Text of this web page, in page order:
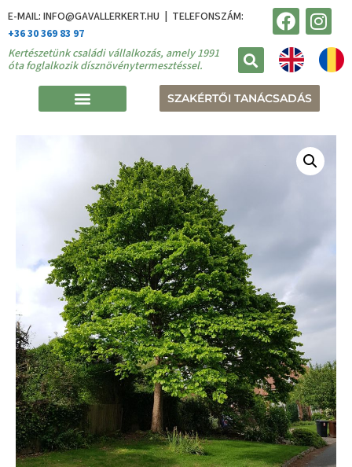
E-MAIL: INFO@GAVALLERKERT.HU | TELEFONSZÁM:
+36 30 369 83 97
Kertészetünk családi vállalkozás, amely 1991
óta foglalkozik dísznövénytermesztéssel.
SZAKÉRTŐI TANÁCSADÁS